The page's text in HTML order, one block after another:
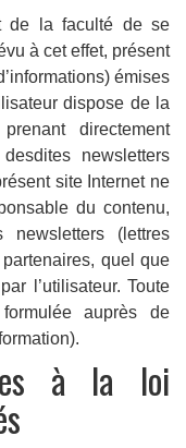
de la faculté de se
à cet effet, présent
émises
dispose de la
directement
newsletters
site Internet ne
du contenu,
(lettres
quel que
l’utilisateur. Toute
auprès de
à la loi